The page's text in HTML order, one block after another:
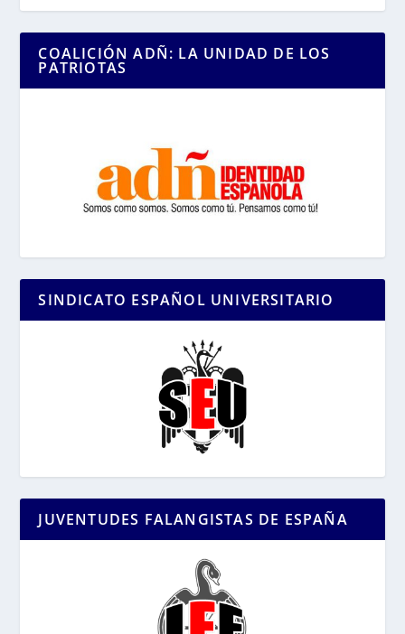
COALICIÓN ADÑ: LA UNIDAD DE LOS
PATRIOTAS
SINDICATO ESPAÑOL UNIVERSITARIO
JUVENTUDES FALANGISTAS DE ESPAÑA